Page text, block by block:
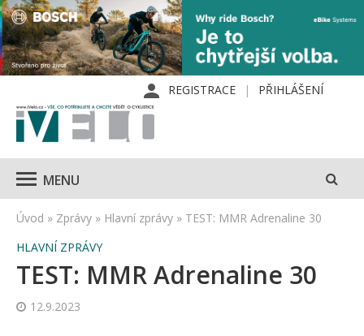
REGISTRACE PŘIHLÁŠENÍ
MENU
Úvod » Zprávy » Hlavní zprávy » TEST: MMR Adrenaline 30
HLAVNÍ ZPRÁVY
TEST: MMR Adrenaline 30
12.9.2023